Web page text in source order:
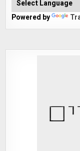
Powered by